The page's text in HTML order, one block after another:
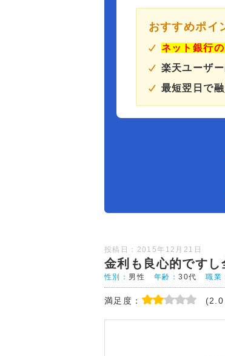
おすすめポイ
ネット銀行
楽天ユーザ
最短翌日で融
投稿日：2015年12月21日
金利も良心的です
性別： 男性 年齢：30代 職業
満足度：